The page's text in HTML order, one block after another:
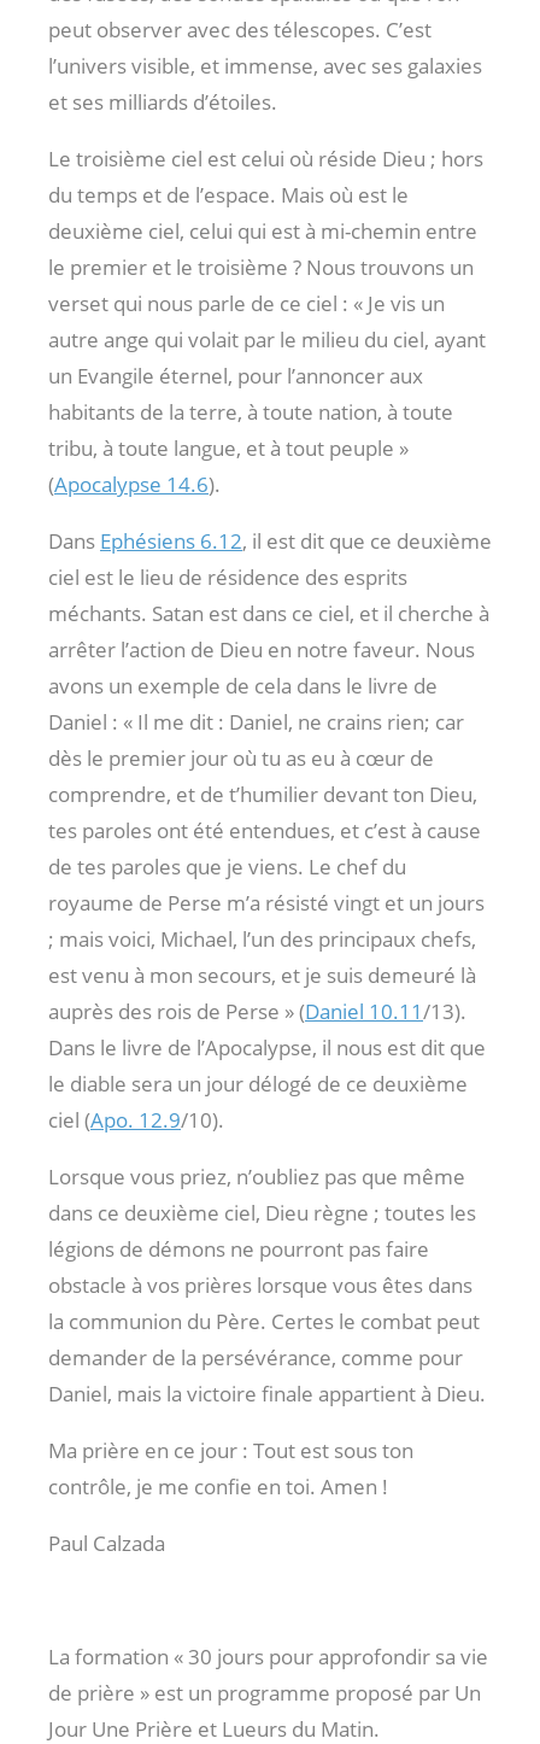
peut observer avec des télescopes. C’est
l’univers visible, et immense, avec ses galaxies
et ses milliards d’étoiles.
Le troisième ciel est celui où réside Dieu ; hors
du temps et de l’espace. Mais où est le
deuxième ciel, celui qui est à mi-chemin entre
le premier et le troisième ? Nous trouvons un
verset qui nous parle de ce ciel : « Je vis un
autre ange qui volait par le milieu du ciel, ayant
un Evangile éternel, pour l’annoncer aux
habitants de la terre, à toute nation, à toute
tribu, à toute langue, et à tout peuple »
(Apocalypse 14.6).
Dans Ephésiens 6.12, il est dit que ce deuxième
ciel est le lieu de résidence des esprits
méchants. Satan est dans ce ciel, et il cherche à
arrêter l’action de Dieu en notre faveur. Nous
avons un exemple de cela dans le livre de
Daniel : « Il me dit : Daniel, ne crains rien; car
dès le premier jour où tu as eu à cœur de
comprendre, et de t’humilier devant ton Dieu,
tes paroles ont été entendues, et c’est à cause
de tes paroles que je viens. Le chef du
royaume de Perse m’a résisté vingt et un jours
; mais voici, Michael, l’un des principaux chefs,
est venu à mon secours, et je suis demeuré là
auprès des rois de Perse » (Daniel 10.11/13).
Dans le livre de l’Apocalypse, il nous est dit que
le diable sera un jour délogé de ce deuxième
ciel (Apo. 12.9/10).
Lorsque vous priez, n’oubliez pas que même
dans ce deuxième ciel, Dieu règne ; toutes les
légions de démons ne pourront pas faire
obstacle à vos prières lorsque vous êtes dans
la communion du Père. Certes le combat peut
demander de la persévérance, comme pour
Daniel, mais la victoire finale appartient à Dieu.
Ma prière en ce jour : Tout est sous ton
contrôle, je me confie en toi. Amen !
Paul Calzada
La formation « 30 jours pour approfondir sa vie
de prière » est un programme proposé par Un
Jour Une Prière et Lueurs du Matin.